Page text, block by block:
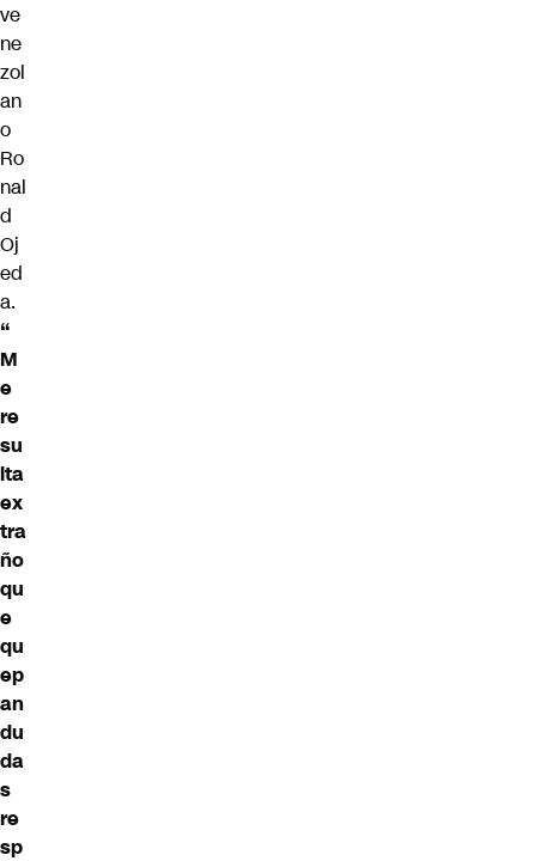
ve
ne
zol
an
o
Ro
nal
d
Oj
ed
a.
“
M
e
re
su
lta
ex
tra
ño
qu
e
qu
ep
an
du
da
s
re
sp